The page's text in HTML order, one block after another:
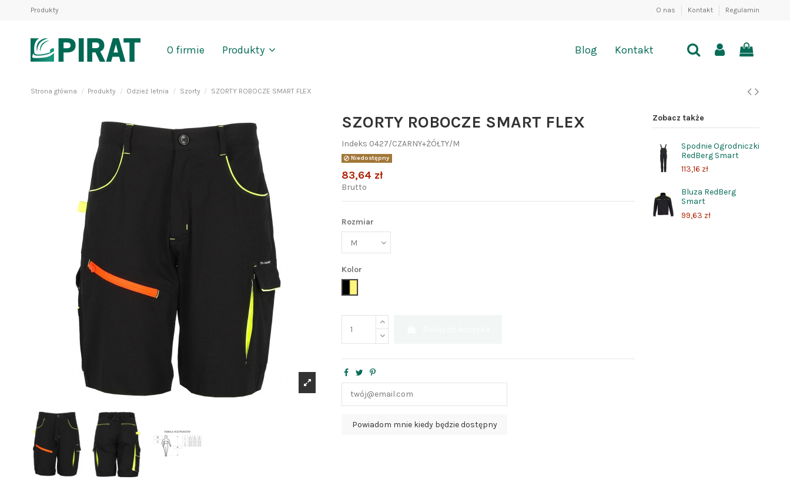
Produkty O nas Kontakt Regulamin
O firmie Produkty Kontakt
Blog
Strona główna Produkty Odzież letnia Szorty SZORTY ROBOCZE SMART FLEX
SZORTY ROBOCZE SMART FLEX
Indeks 0427/CZARNY+ŻÓŁTY/M
Niedostępny
83,64 zł
Brutto
Rozmiar
Kolor
Zobacz także
Spodnie Ogrodniczki
RedBerg Smart
113,16 zł
Bluza RedBerg
Smart
99,63 zł